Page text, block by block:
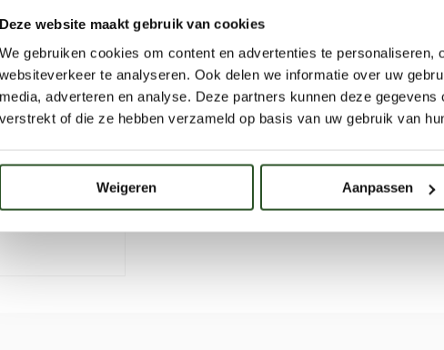
Deze website maakt gebruik van cookies
We gebruiken cookies om content en advertenties te
websiteverkeer te analyseren. Ook delen we informatie over uw
media, adverteren en analyse. Deze partners kunnen deze
verstrekt of die ze hebben verzameld op basis van uw gebruik van
Weigeren Aanpassen